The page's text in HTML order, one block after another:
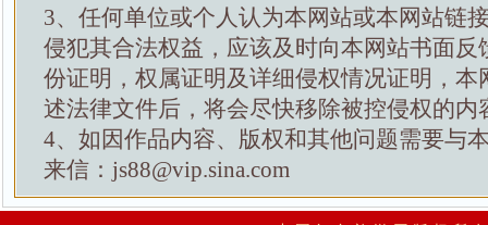
3、任何单位或个人认为本网站或本网站链
侵犯其合法权益，应该及时向本网站书面反
份证明，权属证明及详细侵权情况证明，本
述法律文件后，将会尽快移除被控侵权的内
4、如因作品内容、版权和其他问题需要与
来信：js88@vip.sina.com